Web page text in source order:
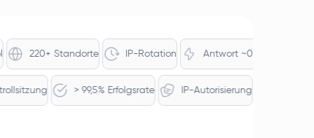
220+ Standorte IP-Rotation Antwort ~0,35s
Kontrollsitzung > 99,5% Erfolgsrate IP-Autorisierung